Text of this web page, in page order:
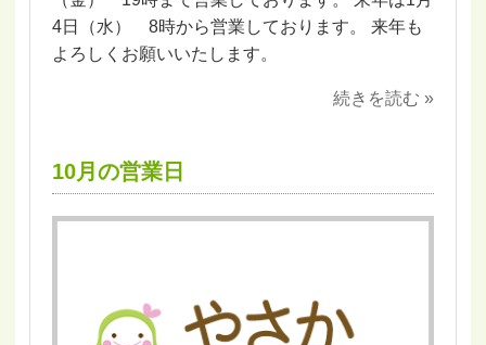
4日（水） 8時から営業しております。 来年も
よろしくお願いいたします。
続きを読む »
10月の営業日